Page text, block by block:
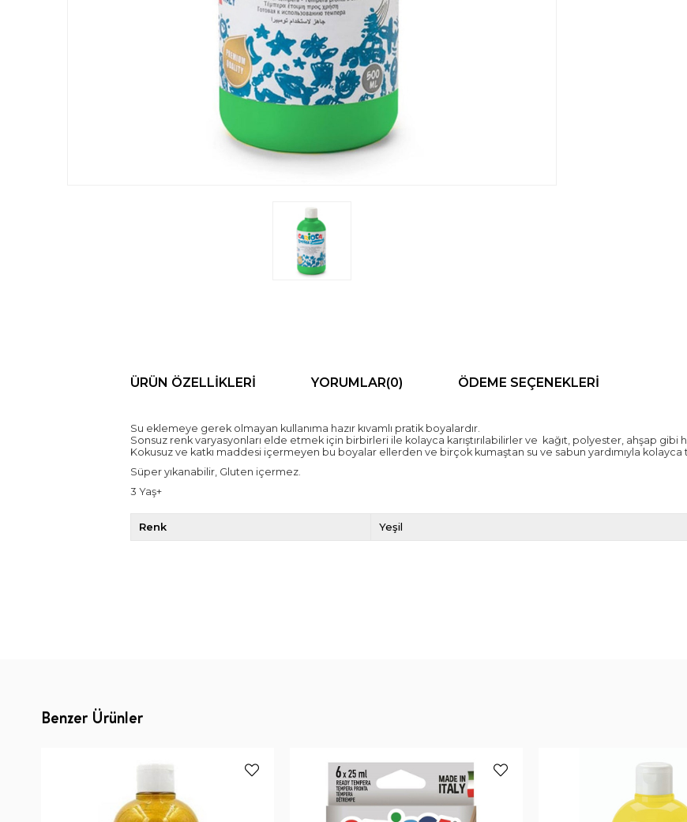
ÜRÜN ÖZELLIKLERI YORUMLAR(0) ÖDEME SEÇENEKLERI
Su eklemeye gerek olmayan kullanıma hazır kıvamlı pratik boyalardır.
Sonsuz renk varyasyonları elde etmek için birbirleri ile kolayca karıştırılabilirler ve kağıt, polyester, ahşap
Kokusuz ve katkı maddesi içermeyen bu boyalar ellerden ve birçok kumaştan su ve sabun yardımıyla
Süper yıkanabilir, Gluten içermez.
3 Yaş+
Renk Yeşil
Benzer Ürünler